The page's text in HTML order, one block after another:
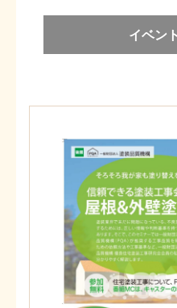
イベン